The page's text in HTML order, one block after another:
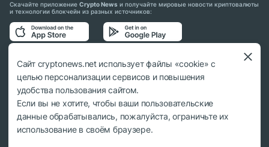
Скачайте приложение Crypto News и получайте мировые новости криптовалюты
и технологии блокчейн из разных источников:
Подписывайтесь на нас в социальных сетях:
© 2018 - 2026 Crypto News. При использовании материалов ссылка на
cryptonews.net обязательна.
Сайт cryptonews.net использует файлы «cookie» с
целью персонализации сервисов и повышения
удобства пользования сайтом.
Если вы не хотите, чтобы ваши пользовательские
данные обрабатывались, пожалуйста, ограничьте их
использование в своём браузере.